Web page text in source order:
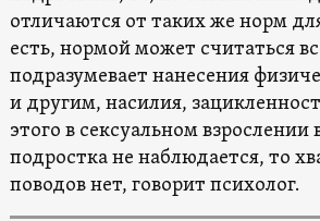
отличаются от таких же норм
есть, нормой может считаться
подразумевает нанесения
и другим, насилия,
этого в сексуальном взрослении
подростка не наблюдается, то
поводов нет, говорит психолог.